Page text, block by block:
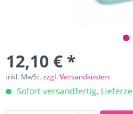
12,10 € *
inkl. MwSt.zzgl. Versandkosten
Sofort versandfertig,